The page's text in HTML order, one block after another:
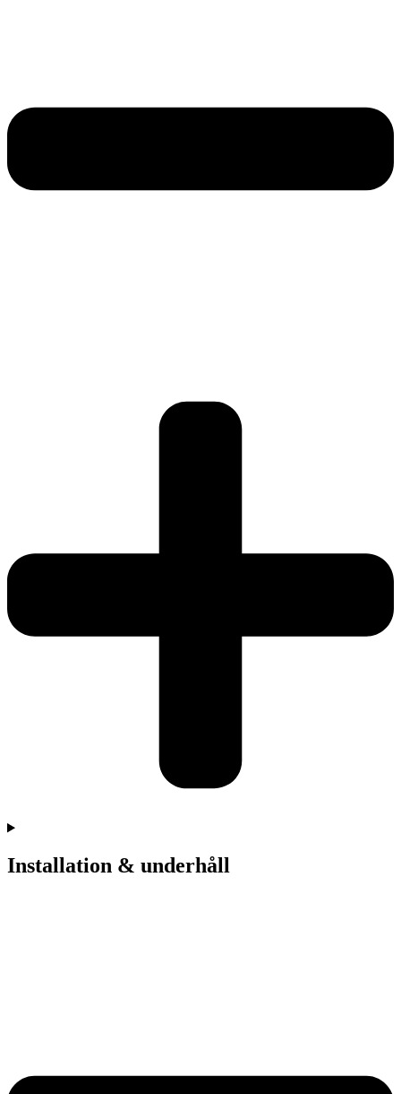
Installation & underhåll